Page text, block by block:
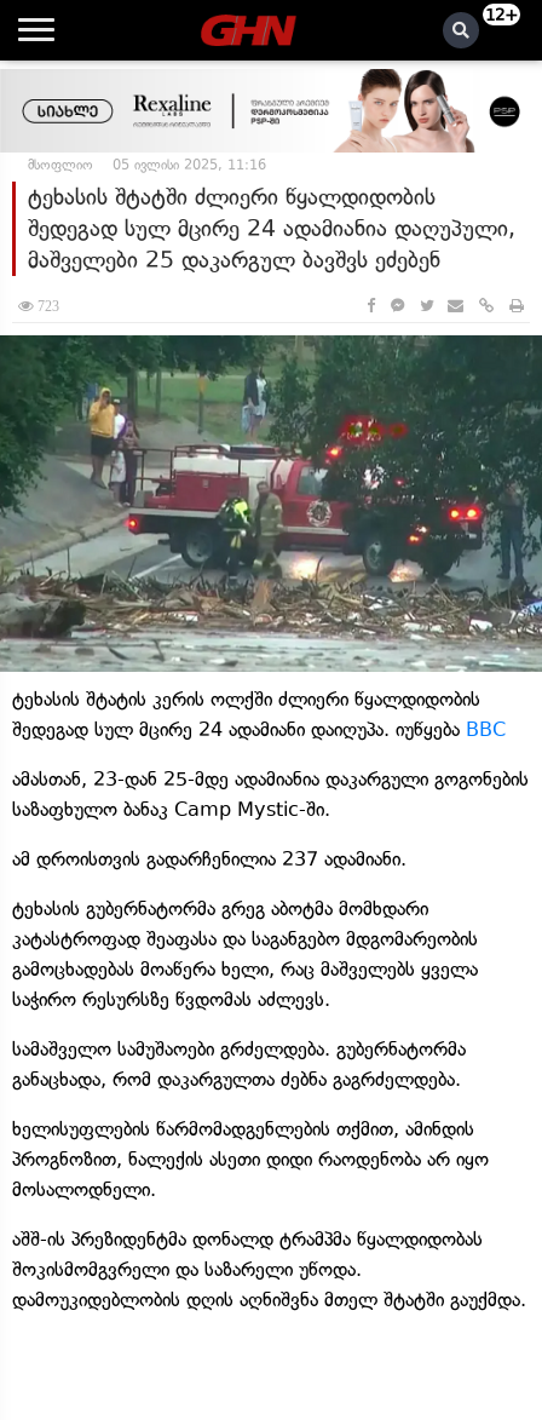
12+
მსოფლიო 05 ივლისი 2025, 11:16
ტეხასის შტატში ძლიერი წყალდიდობის
შედეგად სულ მცირე 24 ადამიანია დაღუპული,
მაშველები 25 დაკარგულ ბავშვს ეძებენ
723
ტეხასის შტატის კერის ოლქში ძლიერი წყალდიდობის
შედეგად სულ მცირე 24 ადამიანი დაიღუპა. იუწყება BBC
ამასთან, 23-დან 25-მდე ადამიანია დაკარგული გოგონების
საზაფხულო ბანაკ Camp Mystic-ში.
ამ დროისთვის გადარჩენილია 237 ადამიანი.
ტეხასის გუბერნატორმა გრეგ აბოტმა მომხდარი
კატასტროფად შეაფასა და საგანგებო მდგომარეობის
გამოცხადებას მოაწერა ხელი, რაც მაშველებს ყველა
საჭირო რესურსზე წვდომას აძლევს.
სამაშველო სამუშაოები გრძელდება. გუბერნატორმა
განაცხადა, რომ დაკარგულთა ძებნა გაგრძელდება.
ხელისუფლების წარმომადგენლების თქმით, ამინდის
პროგნოზით, ნალექის ასეთი დიდი რაოდენობა არ იყო
მოსალოდნელი.
აშშ-ის პრეზიდენტმა დონალდ ტრამპმა წყალდიდობას
შოკისმომგვრელი და საზარელი უწოდა.
დამოუკიდებლობის დღის აღნიშვნა მთელ შტატში გაუქმდა.